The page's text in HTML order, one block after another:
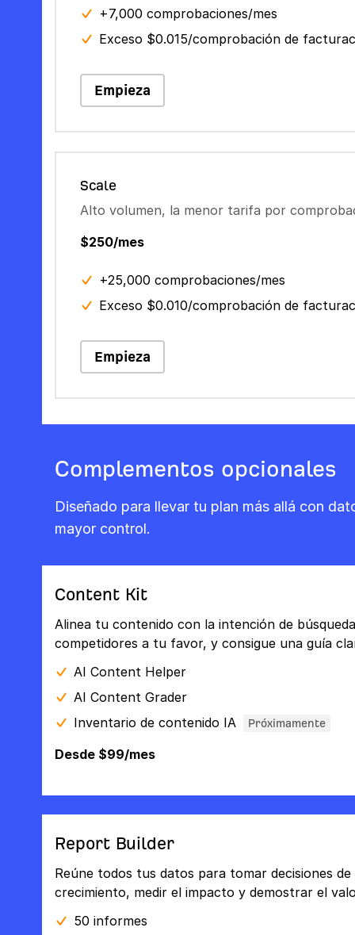
+7,000 comprobaciones/mes
Exceso $0.015/comprobación de
Empieza
Scale
Alto volumen, la menor tarifa por
$250/mes
+25,000 comprobaciones/mes
Exceso $0.010/comprobación de
Empieza
Complementos opcionales
Diseñado para llevar tu plan más allá con
mayor control.
Content Kit
Alinea tu contenido con la intención de
competidores a tu favor, y consigue una guía
AI Content Helper
AI Content Grader
Inventario de contenido IA
Próximamente
Desde $99/mes
Report Builder
Reúne todos tus datos para tomar decisiones
crecimiento, medir el impacto y demostrar el
50 informes